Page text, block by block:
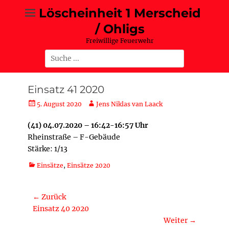
Löscheinheit 1 Merscheid
/ Ohligs
Freiwillige Feuerwehr
Suche
nach:
Einsatz 41 2020
Posted5. August 2020 AutorJens Niklas van Laack
(41) 04.07.2020 – 16:42-16:57 Uhr
Rheinstraße – F-Gebäude
Stärke: 1/13
Kategorien
Einsätze, Einsätze 2020
Beitragsnavigation
← Zurück
Vorheriger
Einsatz 40 2020
Weiter →